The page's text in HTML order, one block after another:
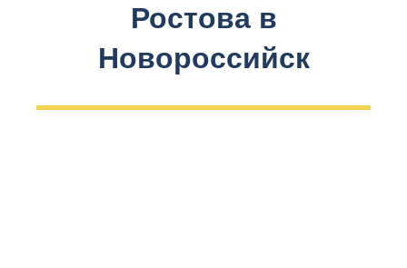
Ростова в
Новороссийск